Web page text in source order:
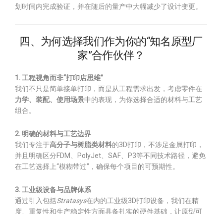
划时间内完成验证，并在随后的量产中大幅减少了设计变更。
四、为何选择我们作为你的“知名原型厂
家”合作伙伴？
1. 工程视角而非“打印店思维”
我们不只是简单接单打印，而是从工程需求出发，考虑零件在
力学、装配、使用场景中的表现，为你选择合适的材料与工艺
组合。
2. 明确的材料与工艺边界
我们专注于高分子与树脂类材料的3D打印，不涉足金属打印，
并且明确区分FDM、PolyJet、SAF、P3等不同技术路径，避免
在工艺选择上“模糊带过”，确保每个项目的可预期性。
3. 工业级设备与品牌体系
通过引入包括Stratasys在内的工业级3D打印设备，我们在精
度、重复性和生产稳定性方面具备扎实的硬件基础，让原型可